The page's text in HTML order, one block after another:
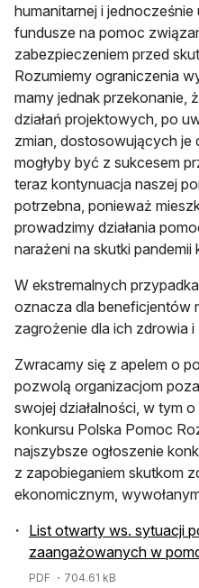
humanitarnej i
fundusze na pomoc
zabezpieczeniem przed
Rozumiemy ograniczenia
mamy jednak przekonanie,
działań projektowych, po
zmian, dostosowujących je
mogłyby być z sukcesem
teraz kontynuacja naszej
potrzebna, ponieważ
prowadzimy działania
narażeni na skutki pandemii
W ekstremalnych
oznacza dla beneficjentów
zagrożenie dla ich zdrowia i
Zwracamy się z apelem o
pozwolą organizacjom
swojej działalności, w tym
konkursu Polska Pomoc
najszybsze ogłoszenie
z zapobieganiem skutkom
ekonomicznym,
List otwarty ws. sytuacji
zaangażowanych w
PDF ・704.61 kB